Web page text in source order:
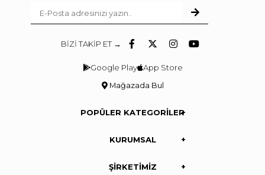
BİZİ TAKİP ET →
Google Play App Store
Mağazada Bul
POPÜLER KATEGORİLER
KURUMSAL
ŞİRKETİMİZ